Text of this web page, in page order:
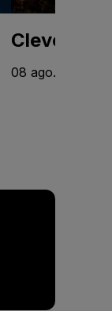
Cleveland
08 ago. - 02